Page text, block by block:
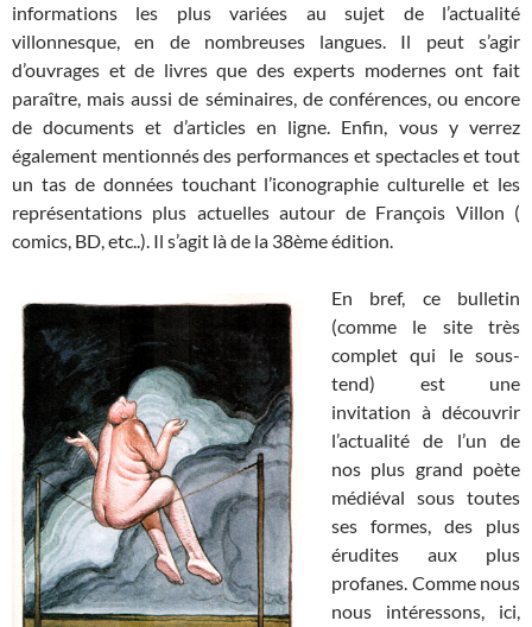
informations les plus variées au sujet de l’actualité
villonnesque, en de nombreuses langues. Il peut s’agir
d’ouvrages et de livres que des experts modernes ont fait
paraître, mais aussi de séminaires, de conférences, ou encore
de documents et d’articles en ligne. Enfin, vous y verrez
également mentionnés des performances et spectacles et tout
un tas de données touchant l’iconographie culturelle et les
représentations plus actuelles autour de François Villon (
comics, BD, etc..). Il s’agit là de la 38ème édition.
En bref, ce bulletin
(comme le site très
complet qui le sous-
tend) est une
invitation à découvrir
l’actualité de l’un de
nos plus grand poète
médiéval sous toutes
ses formes, des plus
érudites aux plus
profanes. Comme nous
nous intéressons, ici,